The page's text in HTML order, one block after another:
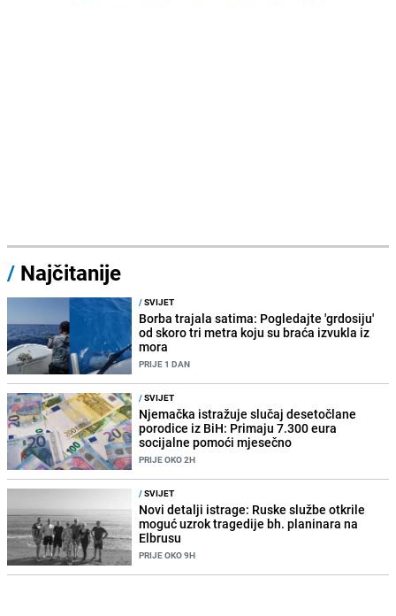
/ Najčitanije
/SVIJET
Borba trajala satima: Pogledajte 'grdosiju'
od skoro tri metra koju su braća izvukla iz
mora
PRIJE 1 DAN
/SVIJET
Njemačka istražuje slučaj desetočlane
porodice iz BiH: Primaju 7.300 eura
socijalne pomoći mjesečno
PRIJE OKO 2H
/SVIJET
Novi detalji istrage: Ruske službe otkrile
moguć uzrok tragedije bh. planinara na
Elbrusu
PRIJE OKO 9H